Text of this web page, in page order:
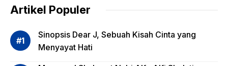
dalam
si
Risiko
Artikel Populer
Sinopsis Dear J, Sebuah Kisah Cinta yang
Menyayat Hati